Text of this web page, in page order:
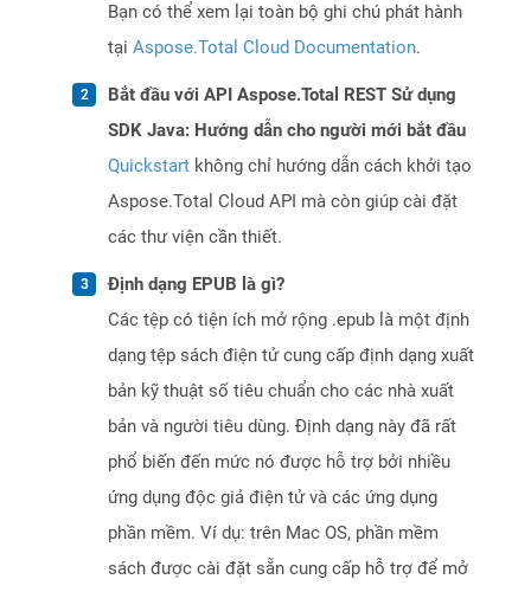
Bạn có thể xem lại toàn bộ ghi chú phát hành
tại Aspose.Total Cloud Documentation.
Bắt đầu với API Aspose.Total REST Sử dụng
SDK Java: Hướng dẫn cho người mới bắt đầu
Quickstart không chỉ hướng dẫn cách khởi tạo
Aspose.Total Cloud API mà còn giúp cài đặt
các thư viện cần thiết.
Định dạng EPUB là gì?
Các tệp có tiện ích mở rộng .epub là một định
dạng tệp sách điện tử cung cấp định dạng xuất
bản kỹ thuật số tiêu chuẩn cho các nhà xuất
bản và người tiêu dùng. Định dạng này đã rất
phổ biến đến mức nó được hỗ trợ bởi nhiều
ứng dụng độc giả điện tử và các ứng dụng
phần mềm. Ví dụ: trên Mac OS, phần mềm
sách được cài đặt sẵn cung cấp hỗ trợ để mở